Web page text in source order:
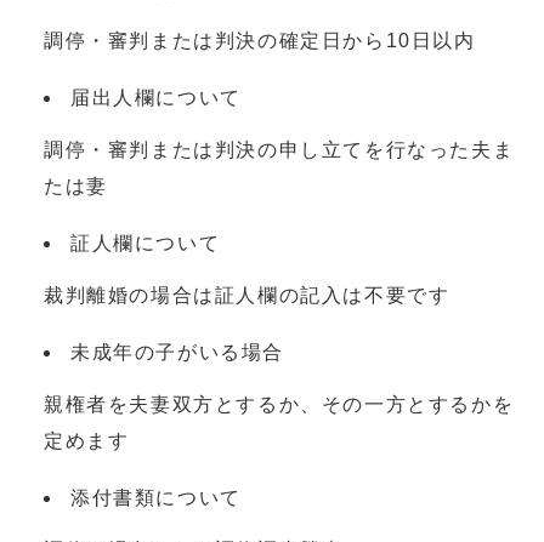
調停・審判または判決の確定日から10日以内
届出人欄について
調停・審判または判決の申し立てを行なった夫ま
たは妻
証人欄について
裁判離婚の場合は証人欄の記入は不要です
未成年の子がいる場合
親権者を夫妻双方とするか、その一方とするかを
定めます
添付書類について